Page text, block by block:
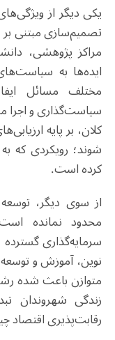
یکی دیگر از
تصمیم‌سازی مبتنی
مراکز پژوهشی،
ایده‌ها به
مختلف مسائل
سیاست‌گذاری و
کلان، بر پایه
شوند؛ رویکردی که
کرده است.
از سوی دیگر،
محدود نمانده
سرمایه‌گذاری
نوین، آموزش و
متوازن باعث شده
زندگی شهروندان
رقابت‌پذیری اقتصاد